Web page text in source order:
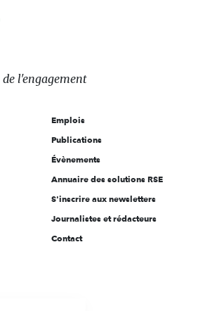
de l'engagement
Emplois
Publications
Évènements
Annuaire des solutions RSE
S'inscrire aux newsletters
Journalistes et rédacteurs
Contact